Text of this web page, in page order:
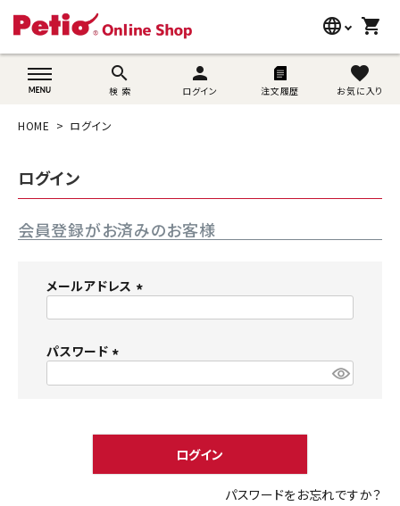
language
wovn-lang-name
shopping_cart
search
検 索
person
ログイン 注文履歴
favorite
お気に入り
search
うさぎ用品
ブランド別に探す
目的別に探す
SNS
ようこそ ゲスト 様
person 新規会員登録
HOME ログイン
ログイン
会員登録がお済みのお客様
メールアドレス
パスワード
)
ログイン
パスワードをお忘れですか？